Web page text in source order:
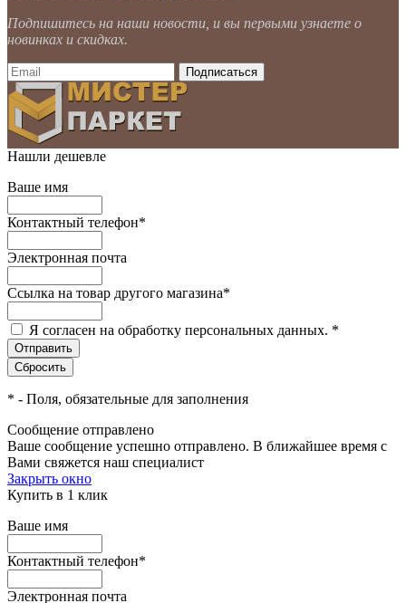
Подпишитесь на наши новости, и вы первыми узнаете о
новинках и скидках.
Нашли дешевле
Ваше имя
Контактный телефон*
Электронная почта
Ссылка на товар другого магазина*
Я согласен на обработку персональных данных. *
* - Поля, обязательные для заполнения
Сообщение отправлено
Ваше сообщение успешно отправлено. В ближайшее время с
Вами свяжется наш специалист
Закрыть окно
Купить в 1 клик
Ваше имя
Контактный телефон*
Электронная почта